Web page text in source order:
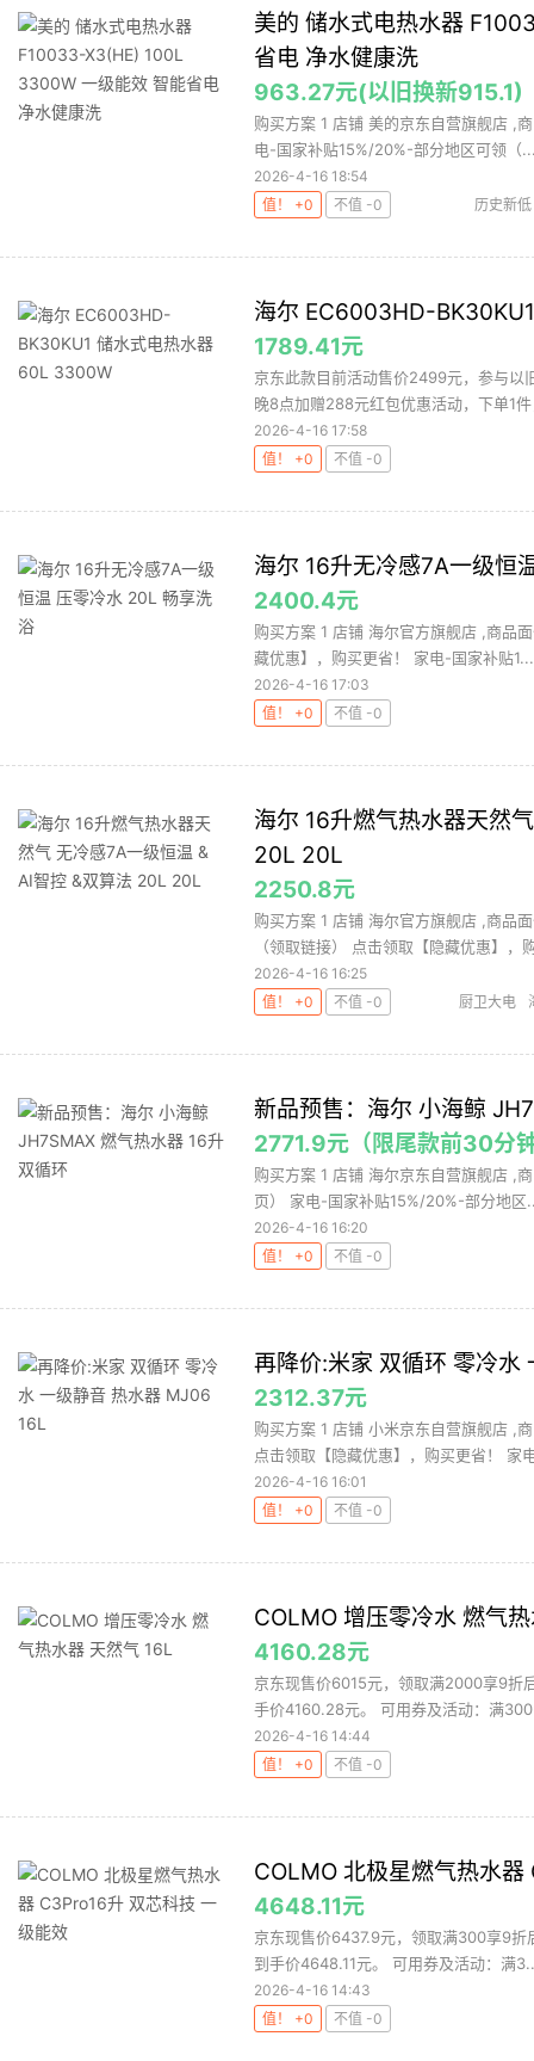
美的 储水式电热水器
省电 净水健康洗
963.27元(以旧换新915.1)
购买方案 1 店铺 美的京东自营旗舰店 ,
电-国家补贴15%/20%-部分地区可领（
2026-4-16 18:54
值！ +0
不值 -0 历史新低
海尔 EC6003HD-
1789.41元
京东此款目前活动售价2499元，参与
晚8点加赠288元红包优惠活动，下单1
2026-4-16 17:58
值！ +0
不值 -0
海尔 16升无冷感7A一级恒
2400.4元
购买方案 1 店铺 海尔官方旗舰店 ,商品
藏优惠】，购买更省！ 家电-国家补贴1...
2026-4-16 17:03
值！ +0
不值 -0
海尔 16升燃气热水器天然
20L 20L
2250.8元
购买方案 1 店铺 海尔官方旗舰店 ,商品
（领取链接） 点击领取【隐藏优惠】，
2026-4-16 16:25
值！ +0
不值 -0 厨卫大电
新品预售：海尔 小海鲸
2771.9元（限尾款前30分
购买方案 1 店铺 海尔京东自营旗舰店 ,
页） 家电-国家补贴15%/20%-部分地区
2026-4-16 16:20
值！ +0
不值 -0
再降价:米家 双循环 零冷
2312.37元
购买方案 1 店铺 小米京东自营旗舰店 ,
点击领取【隐藏优惠】，购买更省！ 家
2026-4-16 16:01
值！ +0
不值 -0
COLMO 增压零冷水 燃气
4160.28元
京东现售价6015元，领取满2000享9折
手价4160.28元。 可用券及活动：满
2026-4-16 14:44
值！ +0
不值 -0
COLMO 北极星燃气热水
4648.11元
京东现售价6437.9元，领取满300享9
到手价4648.11元。 可用券及活动：满
2026-4-16 14:43
值！ +0
不值 -0